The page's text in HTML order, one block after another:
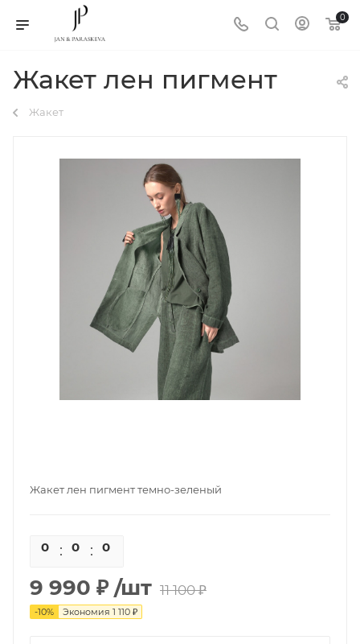
0
Жакет лен пигмент
Жакет
Жакет лен пигмент темно-зеленый
0 0 0
9 990 ₽ /шт 11 100 ₽
-10% Экономия 1 110 ₽